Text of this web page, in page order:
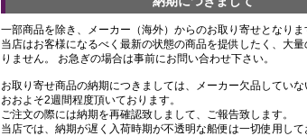
一部商品を除き、メーカー（海外）からのお取り寄せとなりま
当店はお客様になるべく最新の状態の商品を提供したく、大
りません。 お急ぎの場合は事前にお問い合わせ下さい。
お取り寄せ商品の納期につきましては、メーカー欠品していな
おおよそ2週間程度頂いております。
ご注文の際には納期を再確認致しまして、ご報告致します。
当店では、納期が遅く入荷時期が不透明な船便は一切使用して